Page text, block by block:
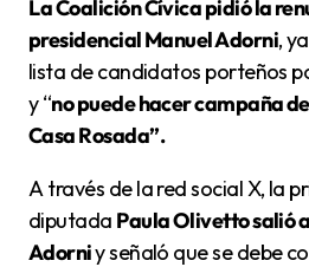
La Coalición Cívica pidió la renuncia del vocero
presidencial Manuel Adorni,
lista de candidatos porteños
y “no puede hacer campaña
Casa Rosada”.
A través de la red social X, la primera candidata a
diputada Paula Olivetto salió
Adorniy señaló que se debe